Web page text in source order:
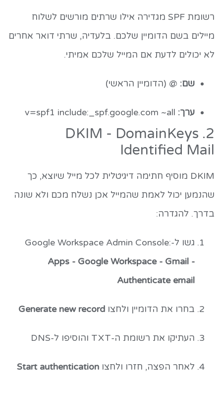
רשומת SPF מגדירה אילו שרתים מורשים לשלוח
מיילים בשם הדומיין שלכם. בלעדיה, שרתי דואר אחרים
לא יכולים לדעת אם המייל שלכם אמיתי.
שם: @ (הדומיין הראשי)
ערך: v=spf1 include:_spf.google.com ~all
2. DKIM - DomainKeys
Identified Mail
DKIM מוסיף חתימה דיגיטלית לכל מייל שיוצא, כך
שהנמען יכול לאמת שהמייל אכן נשלח מכם ולא שונה
בדרך. להגדרה:
גשו ל-Google Workspace Admin Console:
Apps - Google Workspace - Gmail -
Authenticate email
בחרו את הדומיין ולחצו Generate new record
העתיקו את רשומת ה-TXT והוסיפו ל-DNS
לאחר הפצה, חזרו ולחצו Start authentication